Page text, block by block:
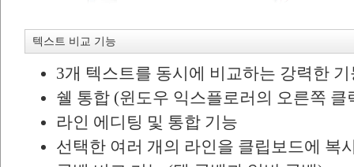
텍스트 비교 기능
3개 텍스트를 동시에 비교하는 강력한 기
쉘 통합 (윈도우 익스플로러의 오른쪽 클
라인 에디팅 및 통합 기능
선택한 여러 개의 라인을 클립보드에 복